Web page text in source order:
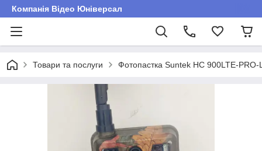
Компанія Відео Юніверсал
Товари та послуги Фотопастка Suntek HC 900LTE-